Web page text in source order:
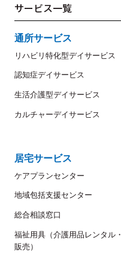
サービス一覧
通所サービス
リハビリ特化型デイサービス
認知症デイサービス
生活介護型デイサービス
カルチャーデイサービス
居宅サービス
ケアプランセンター
地域包括支援センター
総合相談窓口
福祉用具（介護用品レンタル・
販売）